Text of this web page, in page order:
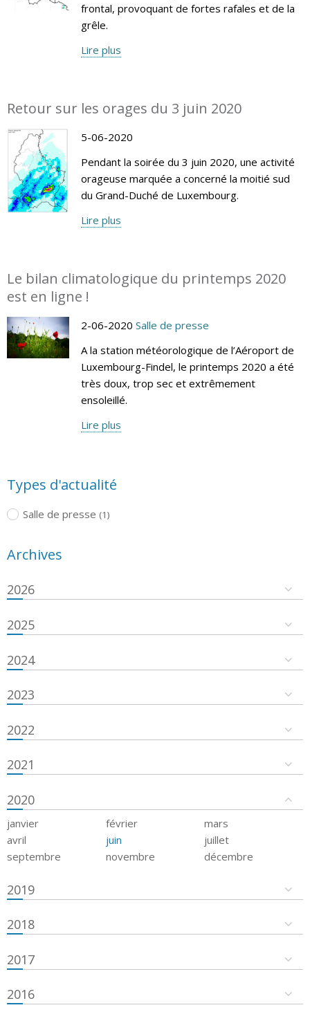
frontal, provoquant de fortes rafales et de la
grêle.
Lire plus
Retour sur les orages du 3 juin 2020
5-06-2020
Pendant la soirée du 3 juin 2020, une activité
orageuse marquée a concerné la moitié sud
du Grand-Duché de Luxembourg.
Lire plus
Le bilan climatologique du printemps 2020
est en ligne !
2-06-2020 Salle de presse
A la station météorologique de l’Aéroport de
Luxembourg-Findel, le printemps 2020 a été
très doux, trop sec et extrêmement
ensoleillé.
Lire plus
Types d'actualité
Salle de presse (1)
Archives
2026
2025
2024
2023
2022
2021
2020
janvier février
mars
avril
juin
juillet
septembre
novembre décembre
2019
2018
2017
2016